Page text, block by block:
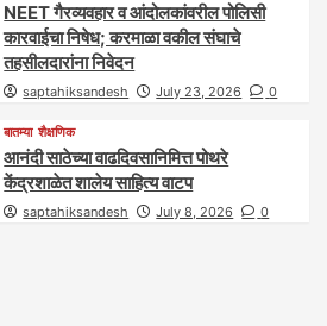
NEET गैरव्यवहार व आंदोलकांवरील पोलिसी
कारवाईचा निषेध; करमाळा वकील संघाचे
तहसीलदारांना निवेदन
saptahiksandesh July 23, 2026 0
बातम्या शैक्षणिक
आनंदी साठेच्या वाढदिवसानिमित्त पोथरे
केंद्रशाळेत शालेय साहित्य वाटप
saptahiksandesh July 8, 2026 0